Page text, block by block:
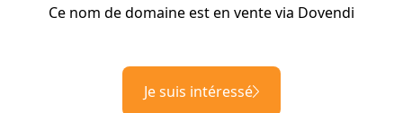
Ce nom de domaine est en vente via Dovendi
Je suis intéressé